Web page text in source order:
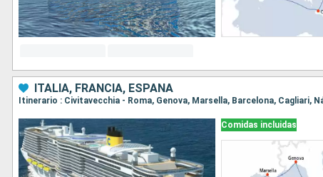
ITALIA, FRANCIA, ESPAÑA
Itinerario : Civitavecchia - Roma, Genova, Marsella, Barcelona, Cagliari,
Comidas incluidas